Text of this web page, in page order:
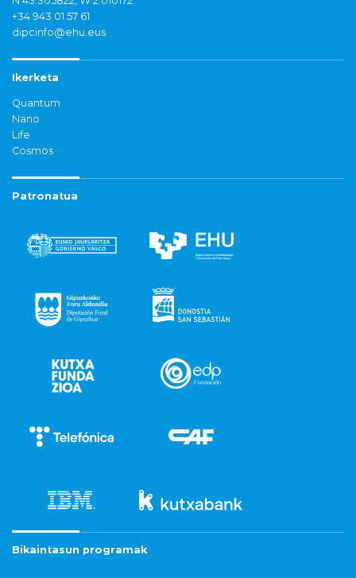
+34 943 01 57 61
dipcinfo@ehu.eus
Ikerketa
Quantum
Nano
Life
Cosmos
Patronatua
Bikaintasun programak